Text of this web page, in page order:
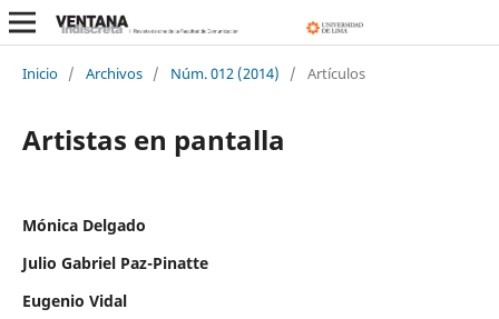
Inicio / Archivos / Núm. 012 (2014) / Artículos
Artistas en pantalla
Mónica Delgado
Julio Gabriel Paz-Pinatte
Eugenio Vidal